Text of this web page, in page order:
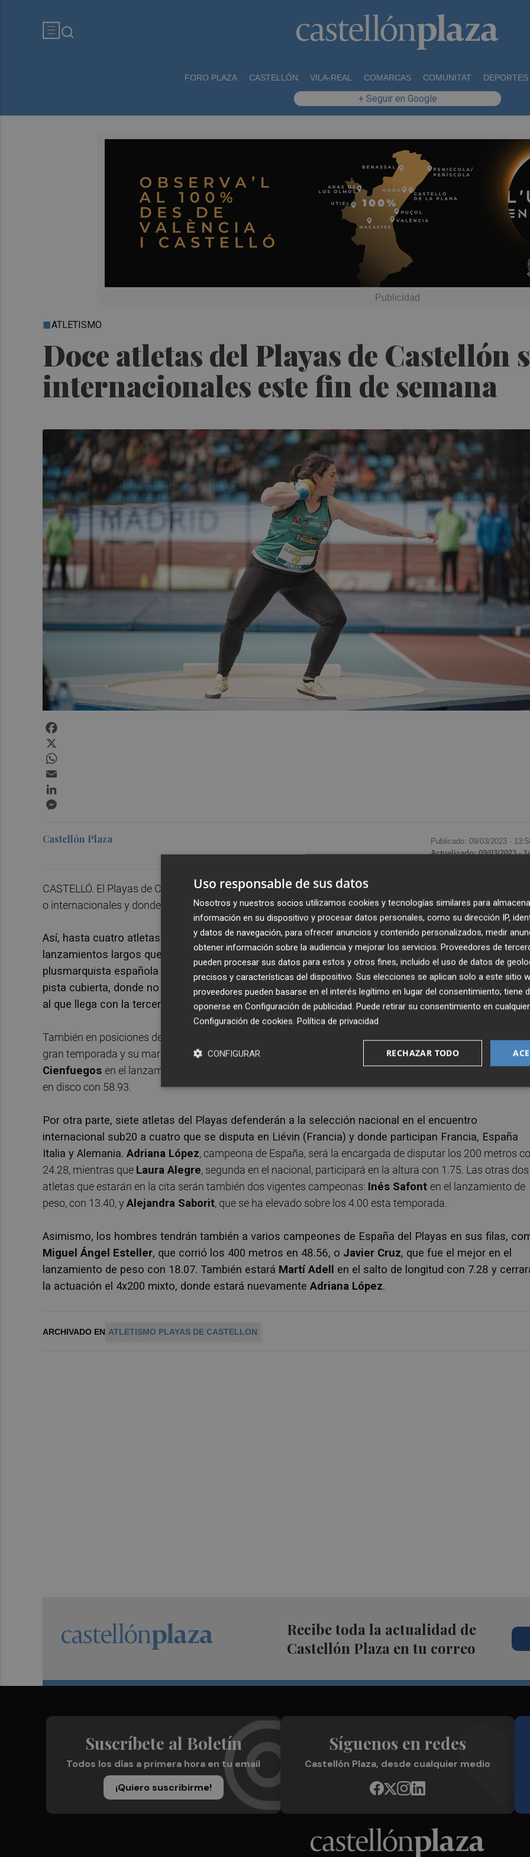
FORO PLAZA CASTELLÓN VILA-REAL COMARCAS COMUNITAT DEPORTES
+ Seguir en Google
Doce atletas del Playas de Castellón
internacionales este fin de semana
ATLETISMO
Castellón Plaza Publicado: 09/03/2023 ·
Actualizado: 09/03/2023 ·
CASTELLÓ. El Playas de Castellón afronta un nuevo fin de semana con hasta tres competiciones
o internacionales y donde hasta 11 atletas vestirán la camiseta de la selección española.
Así, hasta cuatro atletas de la entidad serán internacionales en el Campeonato de Europa de
lanzamientos largos que tendrá lugar en Leiria (Portugal). Una de las protagonistas será la
plusmarquista española
Belén Toimil , que llega con un sabor amargo del Campeonato de Europa de
pista cubierta, donde no tuvo una buena actuación y buscará resarcirse en este evento
al que llega con la tercera mejor marca de la temporada gracias a sus 18.27.
También en posiciones de podio teórico llega el sub23 Miguel Gómezen la misma prueba gracias a su
gran temporada y su marca de 19.24. En este campeonato también estará el olímpicoJavier
Cienfuegos en el lanzamiento de martillo, en el que figura sexto con 72.40, yDiego Casas, que es
en disco con 58.93.
Por otra parte, siete atletas del Playas defenderán a la selección nacional en el encuentro
internacional sub20 a cuatro que se disputa en Liévin (Francia) y donde participan Francia, España
Italia y Alemania. Adriana López, campeona de España, será la encargada de disputar los 200 metros
24.28, mientras que Laura Alegre, segunda en el nacional, participará en la altura con 1.75. Las otras dos
atletas que estarán en la cita serán también dos vigentes campeonas: Inés Safont en el lanzamiento de
peso, con 13.40, y Alejandra Saborit, que se ha elevado sobre los 4.00 esta temporada.
Asimismo, los hombres tendrán también a varios campeones de España del Playas en sus filas,
Miguel Ángel Esteller, que corrió los 400 metros en 48.56, o Javier Cruz, que fue el mejor en el
lanzamiento de peso con 18.07. También estará Martí Adell
en el salto de longitud con 7.28 y
la actuación el 4x200 mixto, donde estará nuevamente Adriana López.
ARCHIVADO EN ATLETISMO PLAYAS DE CASTELLON
Recibe toda la actualidad de
Castellón Plaza en tu correo
Suscríbete al Boletín
Todos los días a primera hora en tu email
¡Quiero suscribirme!
Síguenos en redes
Castellón Plaza, desde cualquier medio
Uso responsable de sus datos
Nosotros y nuestros socios utilizamos cookies y tecnologías similares para
información en su dispositivo y procesar datos personales, como su dirección IP,
y datos de navegación, para ofrecer anuncios y contenido personalizados, medir
obtener información sobre la audiencia y mejorar los servicios. Proveedores de
pueden procesar sus datos para estos y otros fines, incluido el uso de datos de
precisos y características del dispositivo. Sus elecciones se aplican solo a este sitio
proveedores pueden basarse en el interés legítimo en lugar del consentimiento; tiene
oponerse en Configuración de publicidad. Puede retirar su consentimiento en
Configuración de cookies. Política de privacidad
RECHAZAR TODO
CONFIGURAR